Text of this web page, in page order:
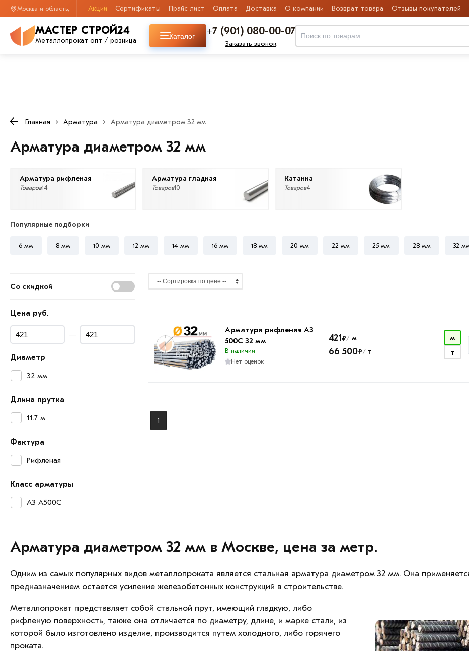
Москва и область, Акции Сертификаты Прайс лист Оплата Доставка О компании Возврат товара Отзывы покупателей
МАСТЕР СТРОЙ24
Металлопрокат опт / розница Каталог +7 (901) 080-00-07
Заказать звонок
Главная Арматура Арматура диаметром 32 мм
Арматура диаметром 32 мм
Арматура рифленая
Товаров14
Арматура гладкая
Товаров10
Катанка
Товаров4
Популярные подборки
6 мм 8 мм 10 мм 12 мм 14 мм 16 мм 18 мм 20 мм 22 мм 25 мм 28 мм 32
Со скидкой
Цена руб.
—
Диаметр
32 мм
Длина прутка
11.7 м
Фактура
Рифленая
Класс арматуры
А3 А500С
Арматура рифленая А3
500С 32 мм
В наличии
Нет оценок
421₽/м
66 500₽/т
м
т
1
Арматура диаметром 32 мм в Москве, цена за метр.
Одним из самых популярных видов металлопроката является стальная арматура диаметром 32 мм. Она
предназначением остается усиление железобетонных конструкций в строительстве.
Металлопрокат представляет собой стальной прут, имеющий гладкую, либо
рифленую поверхность, также она отличается по диаметру, длине, и марке стали, из
которой было изготовлено изделие, производится путем холодного, либо горячего
проката.